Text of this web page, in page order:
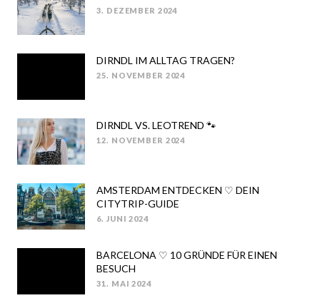
POSTED
3. DEZEMBER 2024
DIRNDL IM ALLTAG TRAGEN?
POSTED
25. NOVEMBER 2024
DIRNDL VS. LEOTREND 🐾
POSTED
12. NOVEMBER 2024
AMSTERDAM ENTDECKEN ♡ DEIN
CITYTRIP-GUIDE
POSTED
6. JUNI 2024
BARCELONA ♡ 10 GRÜNDE FÜR EINEN
BESUCH
POSTED
31. MAI 2024